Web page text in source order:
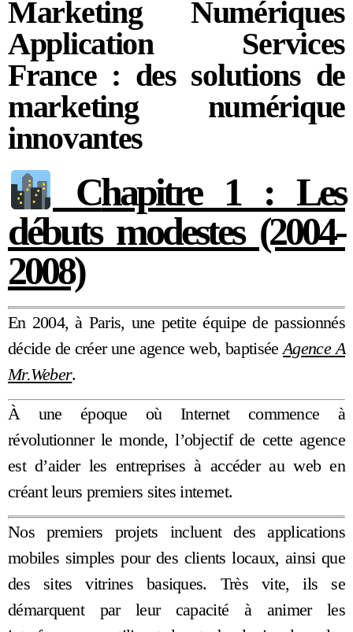
Marketing Numériques
Application Services
France : des solutions de
marketing numérique
innovantes
Chapitre 1 : Les
débuts modestes (2004-
2008)
En 2004, à Paris, une petite équipe de passionnés
décide de créer une agence web, baptiséeAgence A
Mr.Weber.
À une époque où Internet commence à
révolutionner le monde, l’objectif de cette agence
est d’aider les entreprises à accéder au web en
créant leurs premiers sites internet.
Nos premiers projets incluent des applications
mobiles simples pour des clients locaux, ainsi que
des sites vitrines basiques. Très vite, ils se
démarquent par leur capacité à animer les